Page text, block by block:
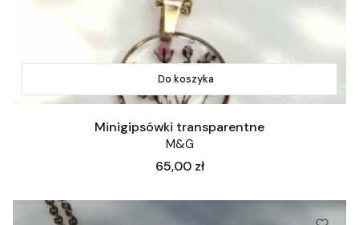
Do koszyka
Minigipsówki transparentne
M&G
Cena
65,00 zł